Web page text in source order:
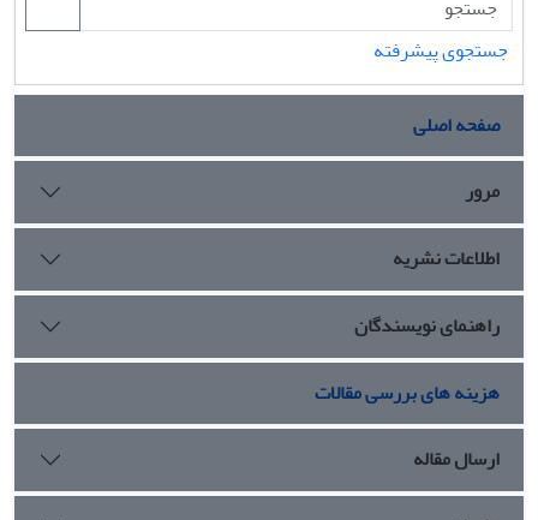
جستجوی پیشرفته
صفحه اصلی
مرور
اطلاعات نشریه
راهنمای نویسندگان
هزینه های بررسی مقالات
ارسال مقاله